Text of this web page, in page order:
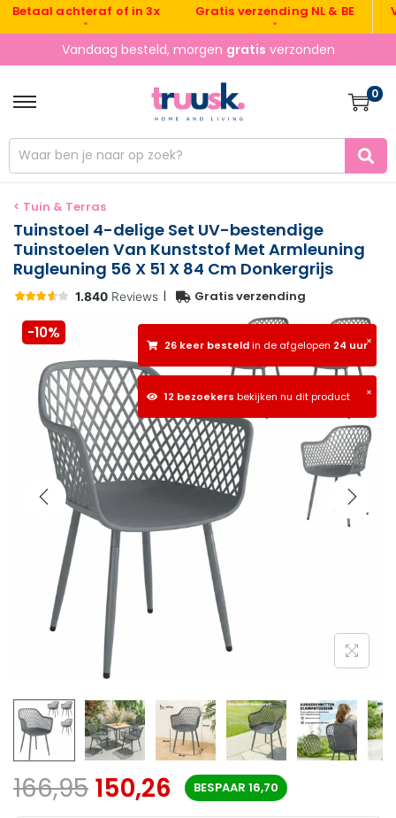
achteraf of in 3x Gratis verzending NL & BE
Vandaag besteld, morgen gratis verzonden
0
< Tuin & Terras
Tuinstoel 4-delige Set UV-bestendige
Tuinstoelen Van Kunststof Met Armleuning
Rugleuning 56 X 51 X 84 Cm Donkergrijs
| Gratis verzending
×
26 keer besteldin de afgelopen 24 uur
×
12 bezoekers bekijken nu dit product
-10%
166,95 150,26 BESPAAR 16,70